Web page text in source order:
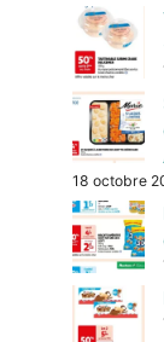
18 octobre